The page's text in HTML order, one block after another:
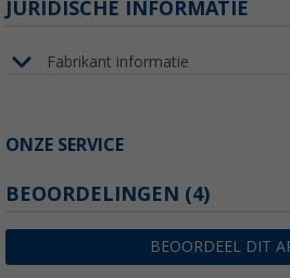
JURIDISCHE INFORMATIE
Fabrikant informatie
ONZE SERVICE
BEOORDELINGEN (4)
BEOORDEEL DIT